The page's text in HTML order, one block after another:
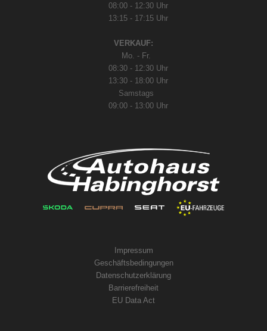
08:00 - 12:30 Uhr
13:15 - 17:15 Uhr
VERKAUF:
Mo. - Fr.
08:30 - 12:30 Uhr
13:30 - 18:00 Uhr
Samstags
09:00 - 13:00 Uhr
Impressum
Geschäftsbedingungen
Datenschutzerklärung
Barrierefreiheit
EU Data Act